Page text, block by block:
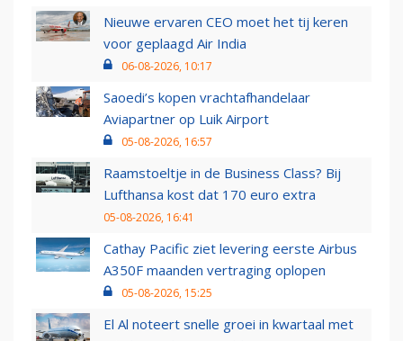
Nieuwe ervaren CEO moet het tij keren
voor geplaagd Air India
06-08-2026, 10:17
Saoedi’s kopen vrachtafhandelaar
Aviapartner op Luik Airport
05-08-2026, 16:57
Raamstoeltje in de Business Class? Bij
Lufthansa kost dat 170 euro extra
05-08-2026, 16:41
Cathay Pacific ziet levering eerste Airbus
A350F maanden vertraging oplopen
05-08-2026, 15:25
El Al noteert snelle groei in kwartaal met